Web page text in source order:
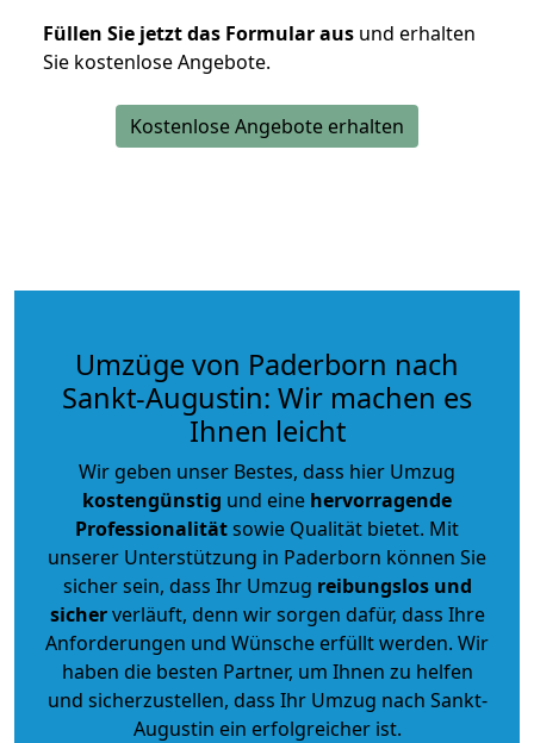
Füllen Sie jetzt das Formular aus und erhalten
Sie kostenlose Angebote.
Kostenlose Angebote erhalten
Umzüge von Paderborn nach
Sankt-Augustin: Wir machen es
Ihnen leicht
Wir geben unser Bestes, dass hier Umzug
kostengünstig und eine hervorragende
Professionalitätsowie Qualität bietet. Mit
unserer Unterstützung in Paderborn können Sie
sicher sein, dass Ihr Umzug reibungslos und
sicherverläuft, denn wir sorgen dafür, dass Ihre
Anforderungen und Wünsche erfüllt werden. Wir
haben die besten Partner, um Ihnen zu helfen
und sicherzustellen, dass Ihr Umzug nach Sankt-
Augustin ein erfolgreicher ist.